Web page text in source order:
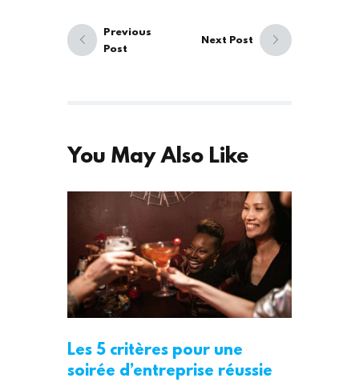
de
l’article
Previous
Previous
Post
Next Post
You May Also Like
Les 5 critères pour une
soirée d’entreprise réussie